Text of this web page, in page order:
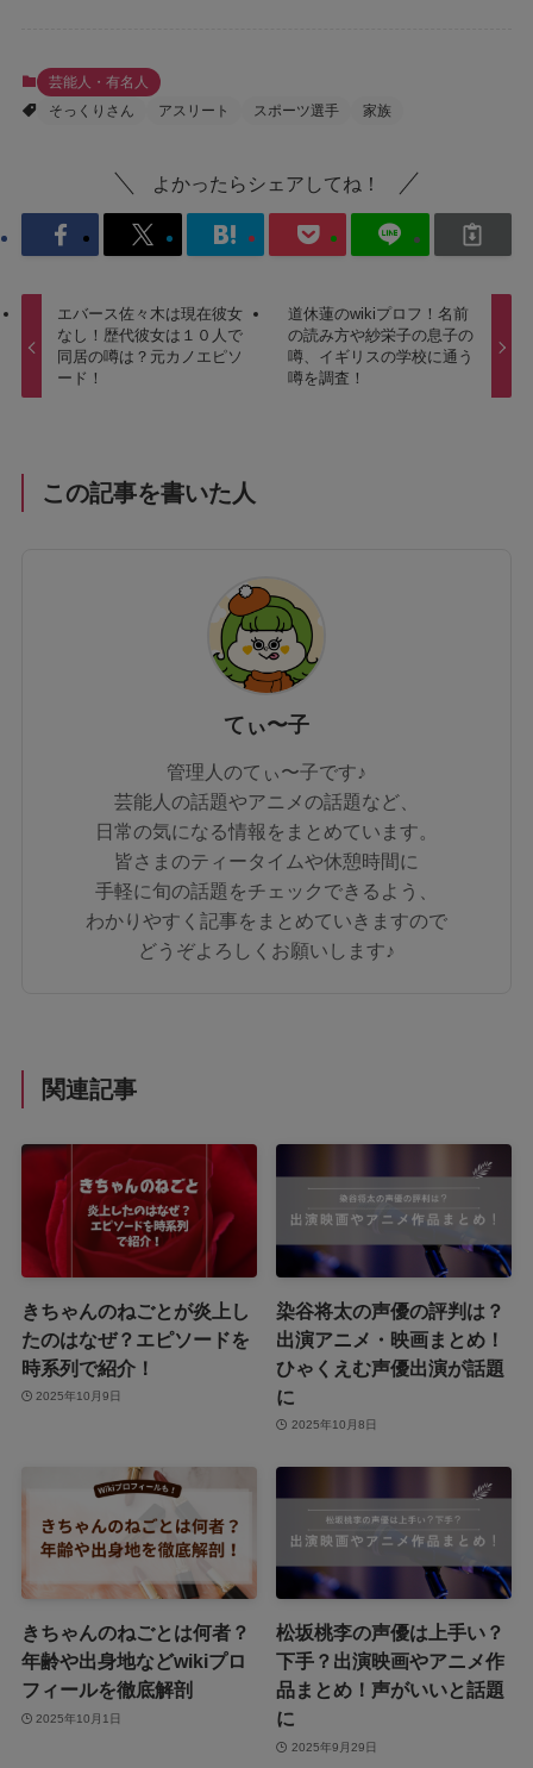
芸能人・有名人
そっくりさん
アスリート スポーツ選手 家族
よかったらシェアしてね！
エバース佐々木は現在彼女
なし！歴代彼女は１０人で
同居の噂は？元カノエピソ
ード！
道休蓮のwikiプロフ！名前
の読み方や紗栄子の息子の
噂、イギリスの学校に通う
噂を調査！
この記事を書いた人
てぃ〜子
管理人のてぃ〜子です♪
芸能人の話題やアニメの話題など、
日常の気になる情報をまとめています。
皆さまのティータイムや休憩時間に
手軽に旬の話題をチェックできるよう、
わかりやすく記事をまとめていきますので
どうぞよろしくお願いします♪
関連記事
きちゃんのねごとが炎上し
たのはなぜ？エピソードを
時系列で紹介！
2025年10月9日
染谷将太の声優の評判は？
出演アニメ・映画まとめ！
ひゃくえむ声優出演が話題
に
2025年10月8日
きちゃんのねごとは何者？
年齢や出身地などwikiプロ
フィールを徹底解剖
2025年10月1日
松坂桃李の声優は上手い？
下手？出演映画やアニメ作
品まとめ！声がいいと話題
に
2025年9月29日